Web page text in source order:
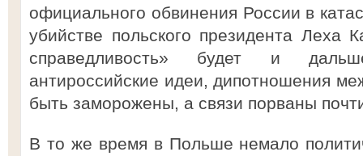
официального обвинения России в
убийстве польского президента Леха
справедливость» будет и
антироссийские идеи, дипотношения
быть заморожены, а связи порваны
В то же время в Польше немало